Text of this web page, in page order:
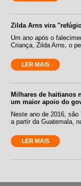
Zilda Arns vira
Um ano após o
Criança, Zilda Arns, o
LER MAIS
Milhares de haitianos
um maior apoio do
Neste ano de 2016,
a partir da Guatemala,
LER MAIS